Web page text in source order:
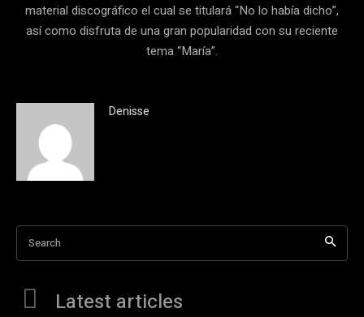
material discográfico el cual se titulará “No lo había dicho”,
así como disfruta de una gran popularidad con su reciente
tema “María”.
Denisse
Search
Latest articles